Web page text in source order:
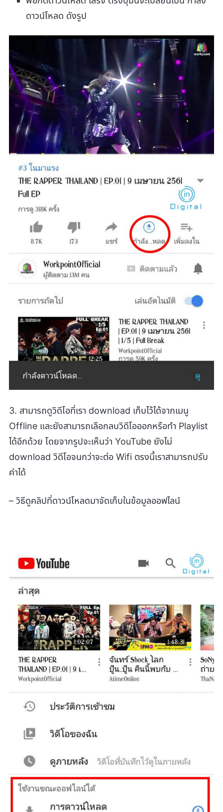
ดาวน์โหลด ดังรูป
3. สามารถดูวิดีโอที่เรา download เก็บไว้ได้จากเมนู
Offline และยังสามารถเลือกลบวิดีโอออกหรือทำ Playlist
ได้อีกด้วย โดยจากรูปจะเห็นว่า YouTube ยังไม่
download วิดีโอจนกว่าจะต่อ Wifi ตรงนี้เราสามารถปรับ
ค่าได้
– วิธีดูคลิปที่ดาวน์โหลดมาจัดเก็บในข้อมูลออฟไลน์